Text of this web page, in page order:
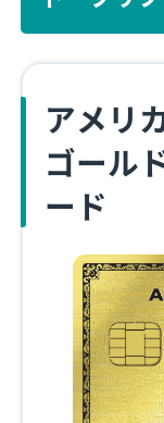
アメリ
ゴール
ード